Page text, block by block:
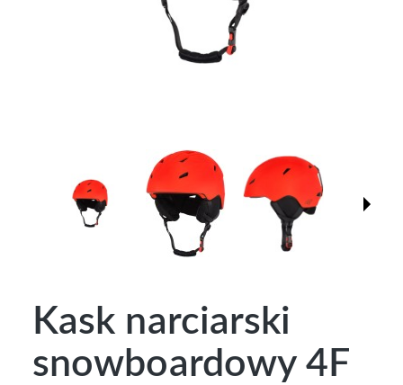
Kask narciarski
snowboardowy 4F